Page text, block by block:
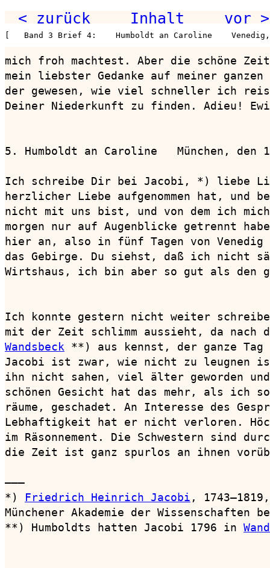
< zurück Inhalt vor >
[   Band 3 Brief 4:    Humboldt an Caroline
mich froh machtest. Aber die schöne
mein liebster Gedanke auf meiner
der gewesen, wie viel schneller ich
Deiner Niederkunft zu finden. Adieu!
5. Humboldt an Caroline   München, den
Ich schreibe Dir bei Jacobi, *) liebe
herzlicher Liebe aufgenommen hat, und
nicht mit uns bist, und von dem ich
morgen nur auf Augenblicke getrennt
hier an, also in fünf Tagen von Venedig
das Gebirge. Du siehst, daß ich nicht
Wirtshaus, ich bin aber so gut als den
Ich konnte gestern nicht weiter
Wandsbeck **) aus kennst, der ganze
Jacobi ist zwar, wie nicht zu leugnen
ihn nicht sahen, viel älter geworden
schönen Gesicht hat das mehr, als ich
räume, geschadet. An Interesse des
Lebhaftigkeit hat er nicht verloren.
im Räsonnement. Die Schwestern sind
die Zeit ist ganz spurlos an ihnen
———
*) Friedrich Heinrich Jacobi ,
Münchener Akademie der
**) Humboldts hatten Jacobi 1796 in